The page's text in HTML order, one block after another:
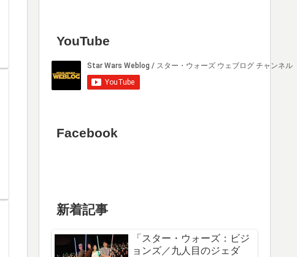
YouTube
Facebook
新着記事
「スター・ウォーズ：ビジ
ョンズ／九人目のジェダ